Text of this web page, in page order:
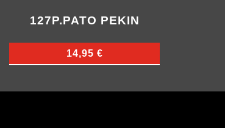
127P.PATO PEKIN
14,95 €